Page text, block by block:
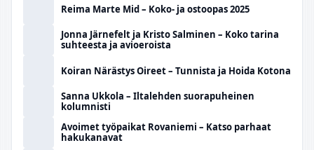
Reima Marte Mid – Koko- ja ostoopas 2025
Jonna Järnefelt ja Kristo Salminen – Koko tarina
suhteesta ja avioeroista
Koiran Närästys Oireet – Tunnista ja Hoida Kotona
Sanna Ukkola – Iltalehden suorapuheinen
kolumnisti
Avoimet työpaikat Rovaniemi – Katso parhaat
hakukanavat